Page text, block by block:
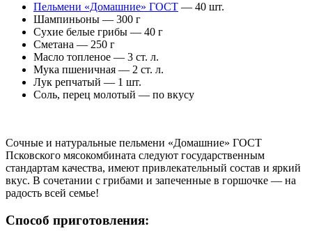
Пельмени «Домашние» ГОСТ — 40 шт.
Шампиньоны — 300 г
Сухие белые грибы — 40 г
Сметана — 250 г
Масло топленое — 3 ст. л.
Мука пшеничная — 2 ст. л.
Лук репчатый — 1 шт.
Соль, перец молотый — по вкусу
Сочные и натуральные пельмени «Домашние» ГОСТ
Псковского мясокомбината следуют государственным
стандартам качества, имеют привлекательный состав и яркий
вкус. В сочетании с грибами и запеченные в горшочке — на
радость всей семье!
Способ приготовления: